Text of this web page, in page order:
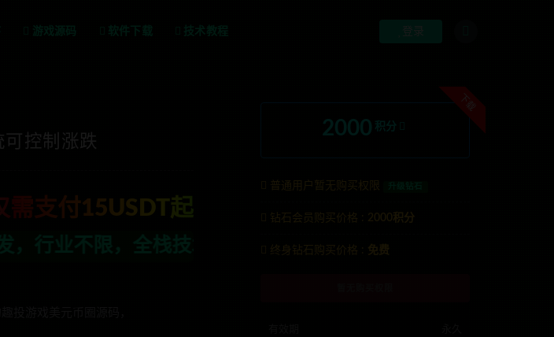
游戏源码 软件下载 技术教程 登录
控制涨跌
需支付15USDT起
技术开发，定制，二开联系TG:anons123x
下载
2000 积分
普通用户暂无购买权限
钻石会员购买价格 : 2000积分
终身钻石购买价格 : 免费